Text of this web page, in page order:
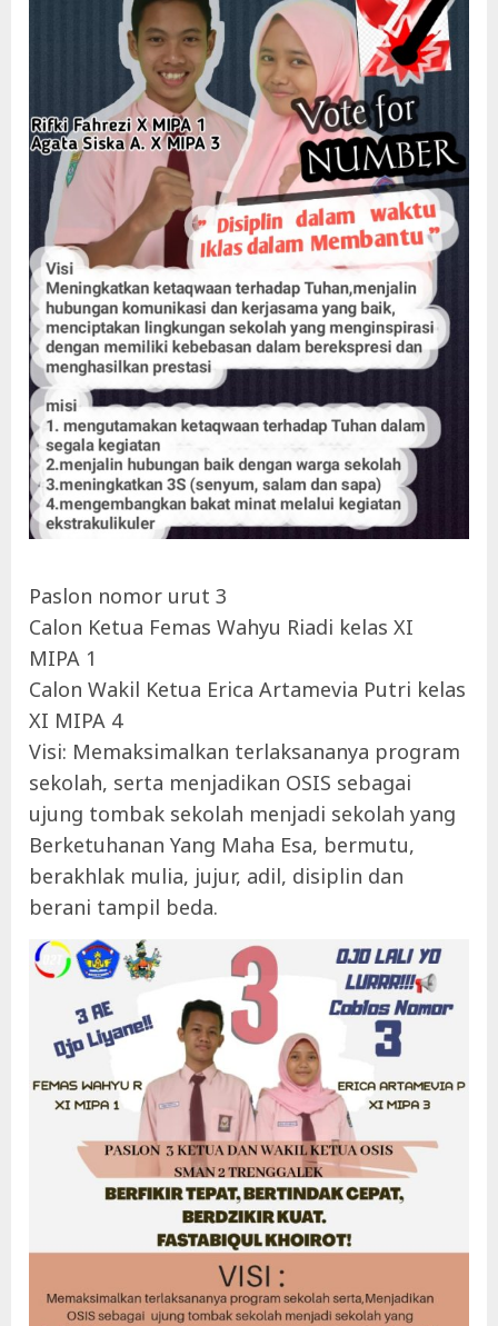
Paslon nomor urut 3
Calon Ketua Femas Wahyu Riadi kelas XI
MIPA 1
Calon Wakil Ketua Erica Artamevia Putri kelas
XI MIPA 4
Visi: Memaksimalkan terlaksananya program
sekolah, serta menjadikan OSIS sebagai
ujung tombak sekolah menjadi sekolah yang
Berketuhanan Yang Maha Esa, bermutu,
berakhlak mulia, jujur, adil, disiplin dan
berani tampil beda.